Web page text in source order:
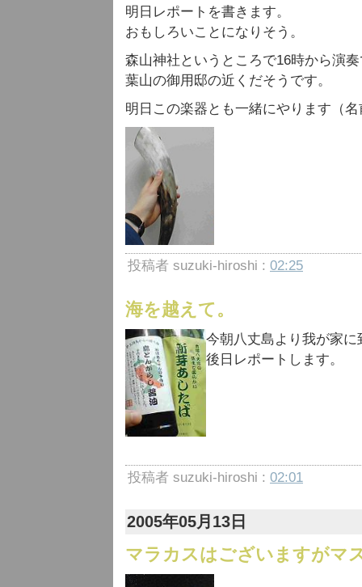
明日レポートを書きます。
おもしろいことになりそう。
森山神社というところで16時から演
葉山の御用邸の近くだそうです。
明日この楽器とも一緒にやります（
投稿者 suzuki-hiroshi : 02:25
海を越えて。
今朝八丈島より我が家
後日レポートします。
投稿者 suzuki-hiroshi : 02:01
2005年05月13日
マラカスはございますがマ